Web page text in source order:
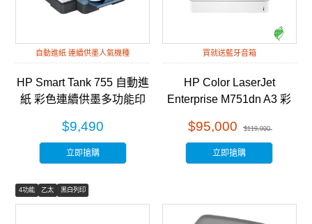
自動進紙 連續供墨人氣機種
HP Smart Tank 755 自動進
紙 彩色連續供墨多功能印
$9,490
立即搶購
買就送藍牙音箱
HP Color LaserJet
Enterprise M751dn A3 彩
$95,000 $119,990
立即搶購
4功能 乙太 黑白列印